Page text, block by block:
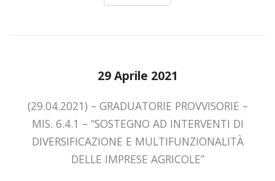
29 Aprile 2021
(29.04.2021) – GRADUATORIE PROVVISORIE –
MIS. 6.4.1 – “SOSTEGNO AD INTERVENTI DI
DIVERSIFICAZIONE E MULTIFUNZIONALITÀ
DELLE IMPRESE AGRICOLE”